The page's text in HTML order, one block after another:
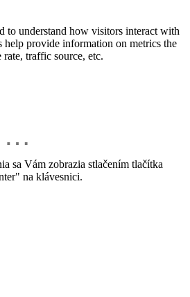
to understand how visitors interact with
help provide information on metrics the
traffic source, etc.
sa Vám zobrazia stlačením tlačítka
na klávesnici.